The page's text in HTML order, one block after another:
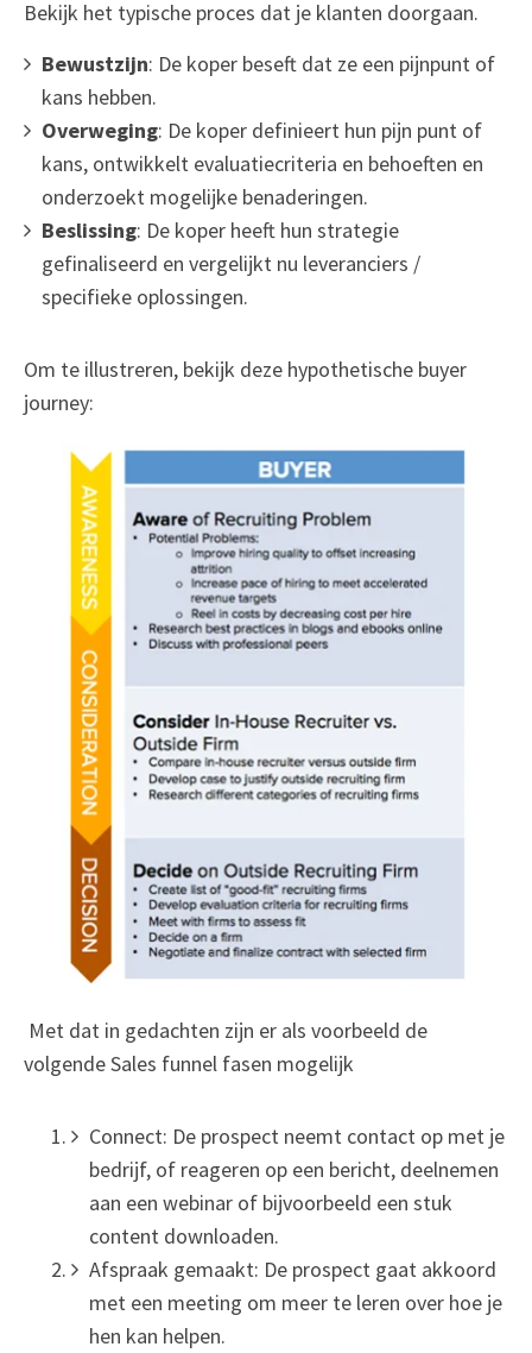
Bekijk het typische proces dat je klanten doorgaan.
Bewustzijn: De koper beseft dat ze een pijnpunt of
kans hebben.
Overweging: De koper definieert hun pijn punt of
kans, ontwikkelt evaluatiecriteria en behoeften en
onderzoekt mogelijke benaderingen.
Beslissing: De koper heeft hun strategie
gefinaliseerd en vergelijkt nu leveranciers /
specifieke oplossingen.
Om te illustreren, bekijk deze hypothetische buyer
journey:
Met dat in gedachten zijn er als voorbeeld de
volgende Sales funnel fasen mogelijk
Connect: De prospect neemt contact op met je
bedrijf, of reageren op een bericht, deelnemen
aan een webinar of bijvoorbeeld een stuk
content downloaden.
Afspraak gemaakt: De prospect gaat akkoord
met een meeting om meer te leren over hoe je
hen kan helpen.